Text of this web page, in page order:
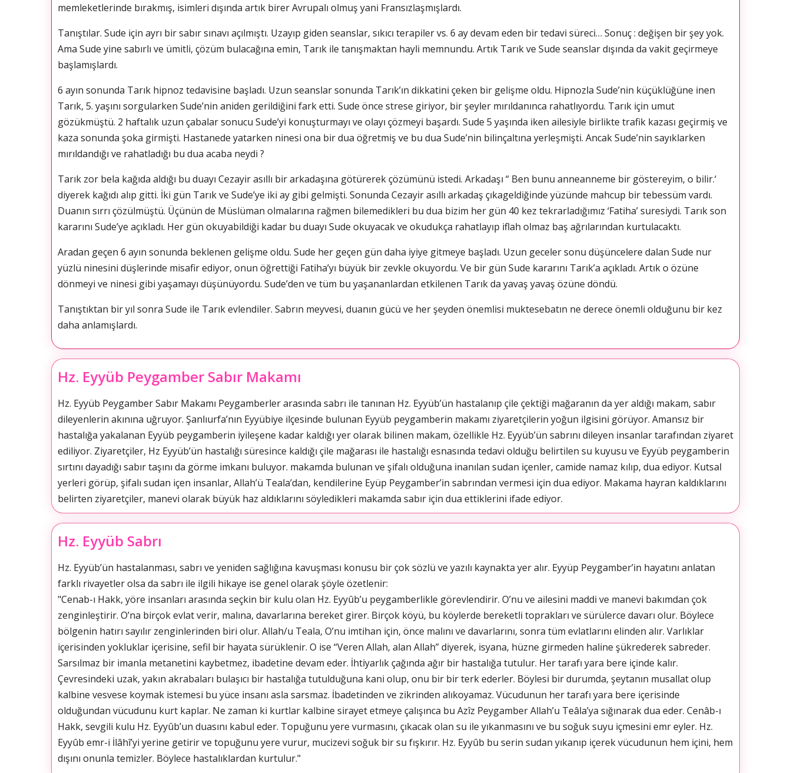
memleketlerinde bırakmış, isimleri dışında artık birer Avrupalı olmuş yani Fransızlaşmışlardı.
Tanıştılar. Sude için ayrı bir sabır sınavı açılmıştı. Uzayıp giden seanslar, sıkıcı terapiler vs. 6 ay devam eden bir tedavi süreci… Sonuç : değişen bir şey yok.
Ama Sude yine sabırlı ve ümitli, çözüm bulacağına emin, Tarık ile tanışmaktan hayli memnundu. Artık Tarık ve Sude seanslar dışında da vakit geçirmeye
başlamışlardı.
6 ayın sonunda Tarık hipnoz tedavisine başladı. Uzun seanslar sonunda Tarık’ın dikkatini çeken bir gelişme oldu. Hipnozla Sude’nin küçüklüğüne inen
Tarık, 5. yaşını sorgularken Sude’nin aniden gerildiğini fark etti. Sude önce strese giriyor, bir şeyler mırıldanınca rahatlıyordu. Tarık için umut
gözükmüştü. 2 haftalık uzun çabalar sonucu Sude’yi konuşturmayı ve olayı çözmeyi başardı. Sude 5 yaşında iken ailesiyle birlikte trafik kazası geçirmiş ve
kaza sonunda şoka girmişti. Hastanede yatarken ninesi ona bir dua öğretmiş ve bu dua Sude’nin bilinçaltına yerleşmişti. Ancak Sude’nin sayıklarken
mırıldandığı ve rahatladığı bu dua acaba neydi ?
Tarık zor bela kağıda aldığı bu duayı Cezayir asıllı bir arkadaşına götürerek çözümünü istedi. Arkadaşı “ Ben bunu anneanneme bir göstereyim, o bilir.‘
diyerek kağıdı alıp gitti. İki gün Tarık ve Sude’ye iki ay gibi gelmişti. Sonunda Cezayir asıllı arkadaş çıkageldiğinde yüzünde mahcup bir tebessüm vardı.
Duanın sırrı çözülmüştü. Üçünün de Müslüman olmalarına rağmen bilemedikleri bu dua bizim her gün 40 kez tekrarladığımız ‘Fatiha’ suresiydi. Tarık son
kararını Sude’ye açıkladı. Her gün okuyabildiği kadar bu duayı Sude okuyacak ve okudukça rahatlayıp iflah olmaz baş ağrılarından kurtulacaktı.
Aradan geçen 6 ayın sonunda beklenen gelişme oldu. Sude her geçen gün daha iyiye gitmeye başladı. Uzun geceler sonu düşüncelere dalan Sude nur
yüzlü ninesini düşlerinde misafir ediyor, onun öğrettiği Fatiha’yı büyük bir zevkle okuyordu. Ve bir gün Sude kararını Tarık’a açıkladı. Artık o özüne
dönmeyi ve ninesi gibi yaşamayı düşünüyordu. Sude’den ve tüm bu yaşananlardan etkilenen Tarık da yavaş yavaş özüne döndü.
Tanıştıktan bir yıl sonra Sude ile Tarık evlendiler. Sabrın meyvesi, duanın gücü ve her şeyden önemlisi muktesebatın ne derece önemli olduğunu bir kez
daha anlamışlardı.
Hz. Eyyüb Peygamber Sabır Makamı
Hz. Eyyüb Peygamber Sabır Makamı Peygamberler arasında sabrı ile tanınan Hz. Eyyüb’ün hastalanıp çile çektiği mağaranın da yer aldığı makam, sabır
dileyenlerin akınına uğruyor. Şanlıurfa’nın Eyyübiye ilçesinde bulunan Eyyüb peygamberin makamı ziyaretçilerin yoğun ilgisini görüyor. Amansız bir
hastalığa yakalanan Eyyüb peygamberin iyileşene kadar kaldığı yer olarak bilinen makam, özellikle Hz. Eyyüb’ün sabrını dileyen insanlar tarafından ziyaret
ediliyor. Ziyaretçiler, Hz Eyyüb’ün hastalığı süresince kaldığı çile mağarası ile hastalığı esnasında tedavi olduğu belirtilen su kuyusu ve Eyyüb peygamberin
sırtını dayadığı sabır taşını da görme imkanı buluyor. makamda bulunan ve şifalı olduğuna inanılan sudan içenler, camide namaz kılıp, dua ediyor. Kutsal
yerleri görüp, şifalı sudan içen insanlar, Allah’ü Teala’dan, kendilerine Eyüp Peygamber’in sabrından vermesi için dua ediyor. Makama hayran kaldıklarını
belirten ziyaretçiler, manevi olarak büyük haz aldıklarını söyledikleri makamda sabır için dua ettiklerini ifade ediyor.
Hz. Eyyüb Sabrı
Hz. Eyyüb’ün hastalanması, sabrı ve yeniden sağlığına kavuşması konusu bir çok sözlü ve yazılı kaynakta yer alır. Eyyüp Peygamber’in hayatını anlatan
farklı rivayetler olsa da sabrı ile ilgili hikaye ise genel olarak şöyle özetlenir:
"Cenab-ı Hakk, yöre insanları arasında seçkin bir kulu olan Hz. Eyyûb’u peygamberlikle görevlendirir. O’nu ve ailesini maddi ve manevi bakımdan çok
zenginleştirir. O’na birçok evlat verir, malına, davarlarına bereket girer. Birçok köyü, bu köylerde bereketli toprakları ve sürülerce davarı olur. Böylece
bölgenin hatırı sayılır zenginlerinden biri olur. Allah/u Teala, O’nu imtihan için, önce malını ve davarlarını, sonra tüm evlatlarını elinden alır. Varlıklar
içerisinden yokluklar içerisine, sefil bir hayata sürüklenir. O ise “Veren Allah, alan Allah” diyerek, isyana, hüzne girmeden haline şükrederek sabreder.
Sarsılmaz bir imanla metanetini kaybetmez, ibadetine devam eder. İhtiyarlık çağında ağır bir hastalığa tutulur. Her tarafı yara bere içinde kalır.
Çevresindeki uzak, yakın akrabaları bulaşıcı bir hastalığa tutulduğuna kani olup, onu bir bir terk ederler. Böylesi bir durumda, şeytanın musallat olup
kalbine vesvese koymak istemesi bu yüce insanı asla sarsmaz. İbadetinden ve zikrinden alıkoyamaz. Vücudunun her tarafı yara bere içerisinde
olduğundan vücudunu kurt kaplar. Ne zaman ki kurtlar kalbine sirayet etmeye çalışınca bu Azîz Peygamber Allah’u Teâla’ya sığınarak dua eder. Cenâb-ı
Hakk, sevgili kulu Hz. Eyyûb’un duasını kabul eder. Topuğunu yere vurmasını, çıkacak olan su ile yıkanmasını ve bu soğuk suyu içmesini emr eyler. Hz.
Eyyûb emr-i İlâhî’yi yerine getirir ve topuğunu yere vurur, mucizevi soğuk bir su fışkırır. Hz. Eyyûb bu serin sudan yıkanıp içerek vücudunun hem içini, hem
dışını onunla temizler. Böylece hastalıklardan kurtulur."